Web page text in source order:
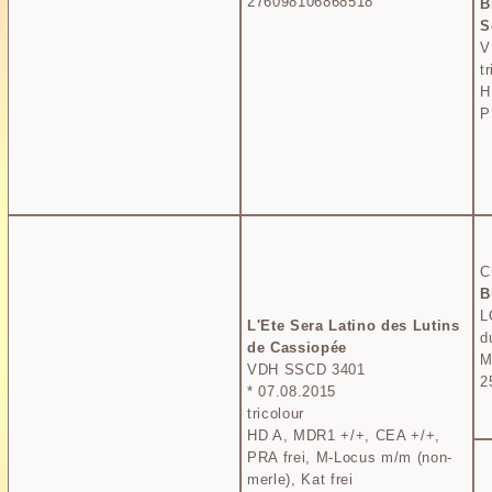
L'Ete Sera Latino des Lutins
de Cassiopée
VDH SSCD 3401
* 07.08.2015
tricolour
HD A, MDR1 +/+, CEA +/+,
PRA frei, M-Locus m/m (non-
merle), Kat frei